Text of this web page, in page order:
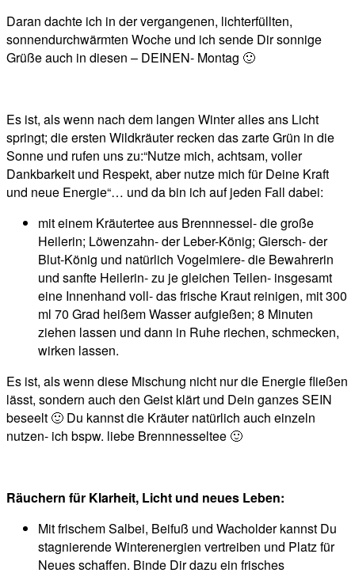
Daran dachte ich in der vergangenen, lichterfüllten,
sonnendurchwärmten Woche und ich sende Dir sonnige
Grüße auch in diesen – DEINEN- Montag 🙂
Es ist, als wenn nach dem langen Winter alles ans Licht
springt; die ersten Wildkräuter recken das zarte Grün in die
Sonne und rufen uns zu:“Nutze mich, achtsam, voller
Dankbarkeit und Respekt, aber nutze mich für Deine Kraft
und neue Energie“… und da bin ich auf jeden Fall dabei:
mit einem Kräutertee aus Brennnessel- die große
Heilerin; Löwenzahn- der Leber-König; Giersch- der
Blut-König und natürlich Vogelmiere- die Bewahrerin
und sanfte Heilerin- zu je gleichen Teilen- insgesamt
eine Innenhand voll- das frische Kraut reinigen, mit 300
ml 70 Grad heißem Wasser aufgießen; 8 Minuten
ziehen lassen und dann in Ruhe riechen, schmecken,
wirken lassen.
Es ist, als wenn diese Mischung nicht nur die Energie fließen
lässt, sondern auch den Geist klärt und Dein ganzes SEIN
beseelt 🙂 Du kannst die Kräuter natürlich auch einzeln
nutzen- ich bspw. liebe Brennnesseltee 🙂
Räuchern für Klarheit, Licht und neues Leben:
Mit frischem Salbei, Beifuß und Wacholder kannst Du
stagnierende Winterenergien vertreiben und Platz für
Neues schaffen. Binde Dir dazu ein frisches